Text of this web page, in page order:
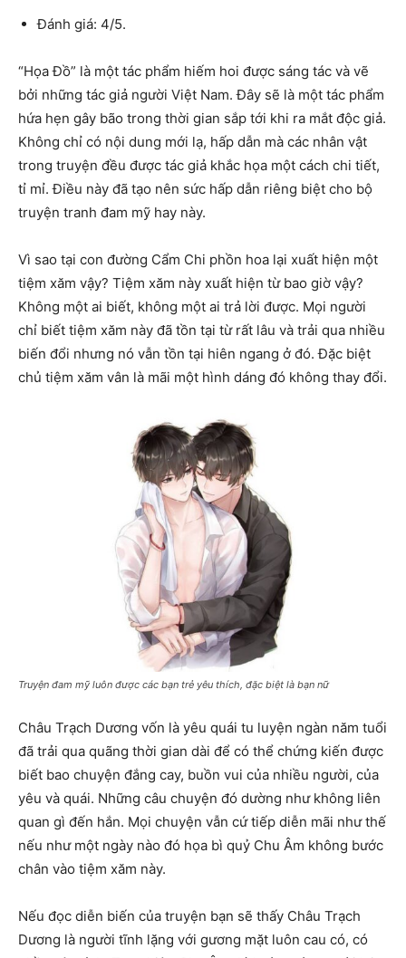
Đánh giá: 4/5.
“Họa Đồ” là một tác phẩm hiếm hoi được sáng tác và vẽ
bởi những tác giả người Việt Nam. Đây sẽ là một tác phẩm
hứa hẹn gây bão trong thời gian sắp tới khi ra mắt độc giả.
Không chỉ có nội dung mới lạ, hấp dẫn mà các nhân vật
trong truyện đều được tác giả khắc họa một cách chi tiết,
tỉ mỉ. Điều này đã tạo nên sức hấp dẫn riêng biệt cho bộ
truyện tranh đam mỹ hay này.
Vì sao tại con đường Cẩm Chi phồn hoa lại xuất hiện một
tiệm xăm vậy? Tiệm xăm này xuất hiện từ bao giờ vậy?
Không một ai biết, không một ai trả lời được. Mọi người
chỉ biết tiệm xăm này đã tồn tại từ rất lâu và trải qua nhiều
biến đổi nhưng nó vẫn tồn tại hiên ngang ở đó. Đặc biệt
chủ tiệm xăm vân là mãi một hình dáng đó không thay đổi.
Truyện đam mỹ luôn được các bạn trẻ yêu thích, đặc biệt là bạn nữ
Châu Trạch Dương vốn là yêu quái tu luyện ngàn năm tuổi
đã trải qua quãng thời gian dài để có thể chứng kiến được
biết bao chuyện đắng cay, buồn vui của nhiều người, của
yêu và quái. Những câu chuyện đó dường như không liên
quan gì đến hắn. Mọi chuyện vẫn cứ tiếp diễn mãi như thế
nếu như một ngày nào đó họa bì quỷ Chu Âm không bước
chân vào tiệm xăm này.
Nếu đọc diễn biến của truyện bạn sẽ thấy Châu Trạch
Dương là người tĩnh lặng với gương mặt luôn cau có, có